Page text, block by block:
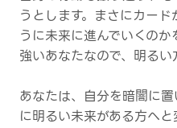
うとします。まさにカー
うに未来に進んでいくの
強いあなたなので、明るい
あなたは、自分を暗闇に
に明るい未来がある方へと